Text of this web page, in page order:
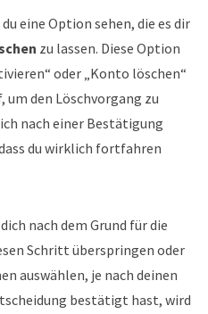
eine Option sehen, die es dir
zu lassen. Diese Option
oder „Konto löschen“
um den Löschvorgang zu
nach einer Bestätigung
du wirklich fortfahren
nach dem Grund für die
Schritt überspringen oder
auswählen, je nach deinen
bestätigt hast, wird